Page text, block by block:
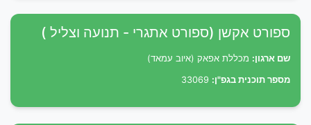
ספורט אקשן (ספורט אתגרי - תנועה וצליל )
שם ארגון: מכללת אפאק (איוב עמאד)
מספר תוכנית בגפ"ן: